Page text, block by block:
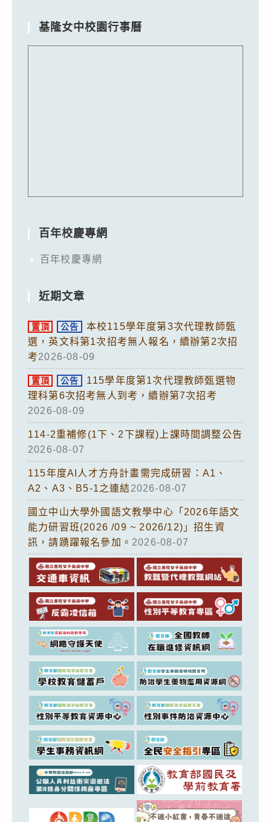
基隆女中校園行事曆
百年校慶專網
百年校慶專網
近期文章
置頂 公告
本校115學年度第3次代理教師甄
選，英文科第1次招考無人報名，續辦第2次招
考2026-08-09
置頂 公告
115學年度第1次代理教師甄選物
理科第6次招考無人到考，續辦第7次招考
2026-08-09
114-2重補修(1下、2下課程)上課時間調整公告
2026-08-07
115年度AI人才方舟計畫需完成研習：A1、
A2、A3、B5-1之連結2026-08-07
國立中山大學外國語文教學中心「2026年語文
能力研習班(2026 /09 ~ 2026/12)」招生資
訊，請踴躍報名參加。 2026-08-07